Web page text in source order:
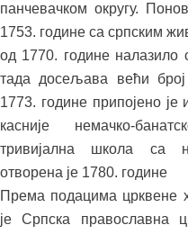
панчевачком округу.
1753. године са српским
од 1770. године налазило
тада досељава већи
1773. године припојено је
касније немачко-
тривијална школа са
отворена је 1780. године
Према подацима црквене
је Српска православна